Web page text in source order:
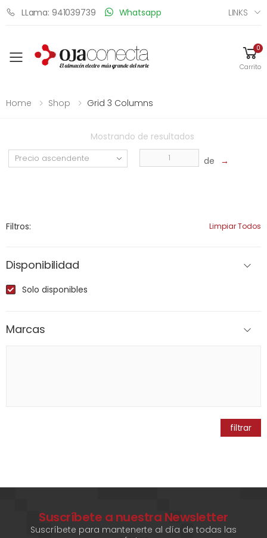
LLama: 941039739 Whatsapp LINKS
Toggle mobile menu
0
Carrito
Home Shop Grid 3 Columns
Mostrando de resultados
de →
Filtros: Limpiar Todos
Disponibilidad
Solo disponibles
Marcas
filtrar
Suscríbete a nuestra Newsletter
Suscríbete para mantenerte al día de todas las